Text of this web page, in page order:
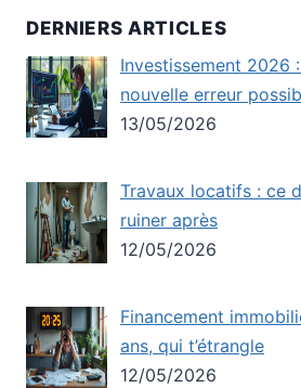
DERNIERS ARTICLES
Investissement 2026
nouvelle erreur
13/05/2026
Travaux locatifs : ce
ruiner après
12/05/2026
Financement
ans, qui t’étrangle
12/05/2026